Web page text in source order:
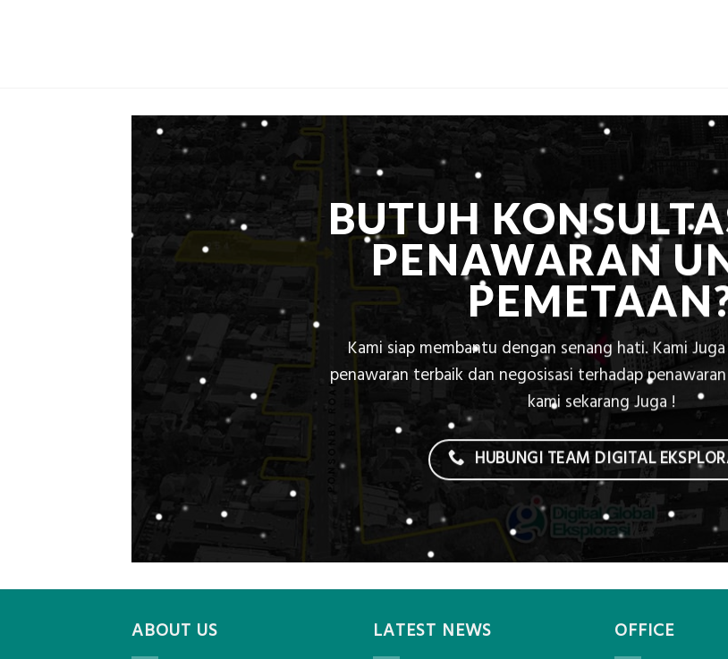
BUTUH
PENAWARAN
Kami siap membantu dengan senang hati. Kami
penawaran terbaik dan negosisasi terhadap
kami sekarang Juga !
HUBUNGI TEAM DIGITAL
ABOUT US LATEST NEWS OFFICE